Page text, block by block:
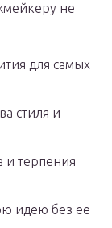
не
для самых
стиля и
и терпения
идею без ее